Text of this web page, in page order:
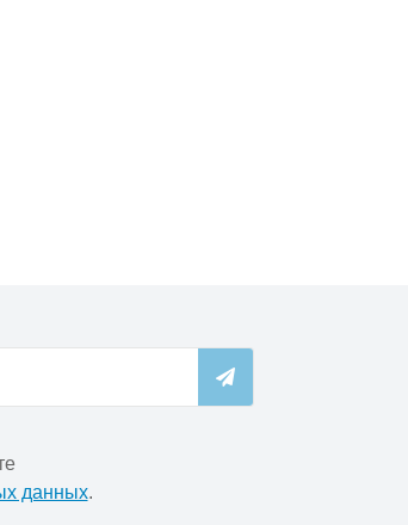
данных.